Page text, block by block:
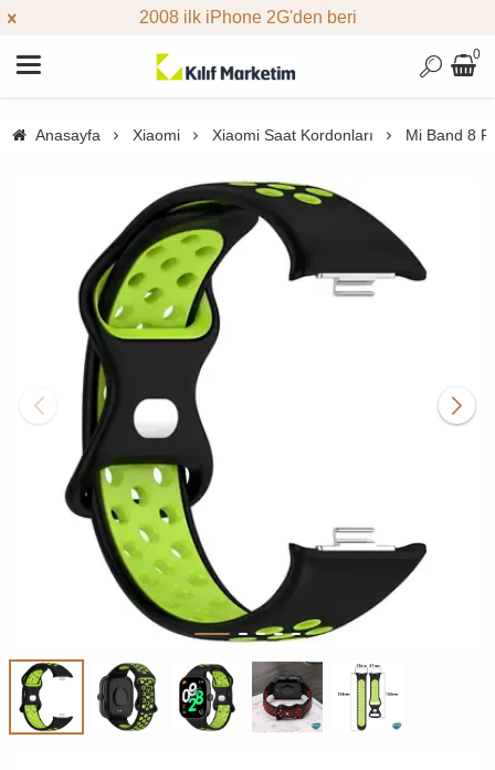
2008 ilk iPhone 2G'den beri
0
Anasayfa Xiaomi Xiaomi Saat Kordonları Mi Band 8